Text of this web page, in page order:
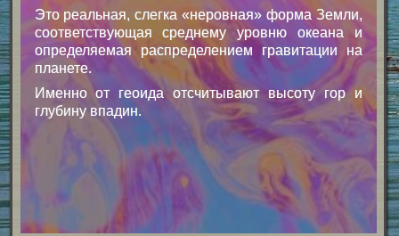
Это реальная, слегка «неровная» форма Земли,
соответствующая среднему уровню океана и
определяемая распределением гравитации на
планете.
Именно от геоида отсчитывают высоту гор и
глубину впадин.